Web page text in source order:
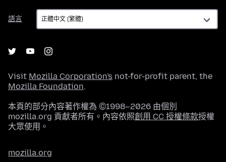
語言
語
言
Visit Mozilla Corporation's not-for-profit parent, the
Mozilla Foundation.
本頁的部分內容著作權為 ©1998–2026 由個別
mozilla.org 貢獻者所有。內容依照創用 CC 授權條款授權
大眾使用。
mozilla.org